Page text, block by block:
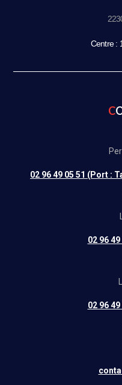
Centre :
02 96 49 05 51 (Port :
02 96
02 96